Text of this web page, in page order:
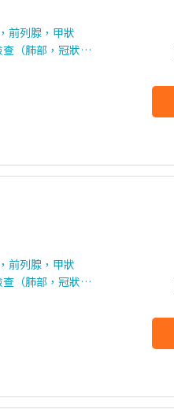
前列腺，甲狀
查（肺部，冠狀…
前列腺，甲狀
查（肺部，冠狀…